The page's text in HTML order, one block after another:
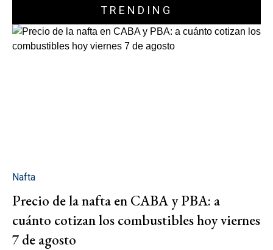
TRENDING
Nafta
Precio de la nafta en CABA y PBA: a
cuánto cotizan los combustibles hoy viernes
7 de agosto